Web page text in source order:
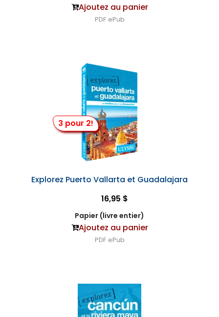
Ajoutez au panier
PDF ePub
3 pour 2!
Explorez Puerto Vallarta et Guadalajara
16,95 $
Papier (livre entier)
Ajoutez au panier
PDF ePub